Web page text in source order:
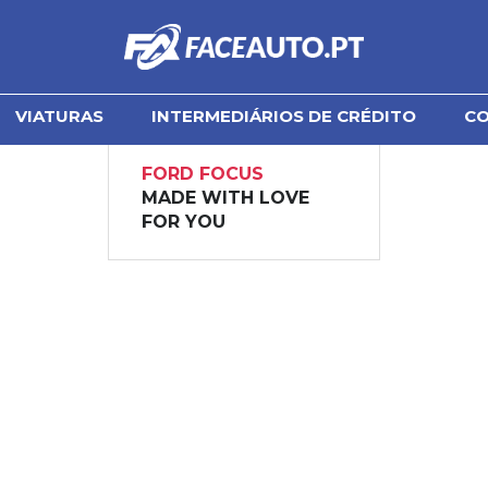
VIATURAS INTERMEDIÁRIOS DE CRÉDITO
FORD FOCUS
MADE WITH LOVE
FOR YOU